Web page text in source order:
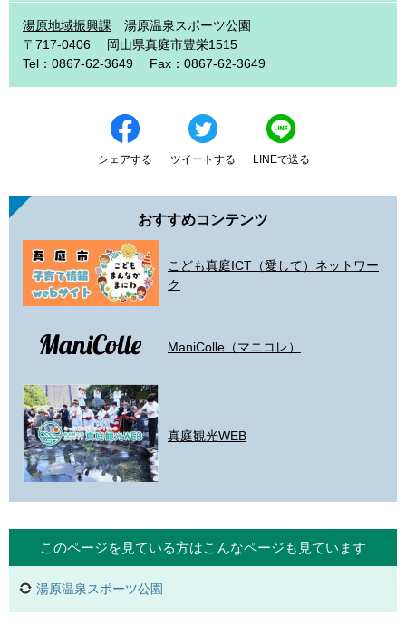
湯原地域振興課
湯原温泉スポーツ公園
〒717-0406
岡山県真庭市豊栄1515
Tel：0867-62-3649
Fax：0867-62-3649
シェアする ツイートする LINEで送る
おすすめコンテンツ
こども真庭ICT（愛して）ネットワー
ク
ManiColle（マニコレ）
真庭観光WEB
このページを見ている方はこんなページも見ています
湯原温泉スポーツ公園